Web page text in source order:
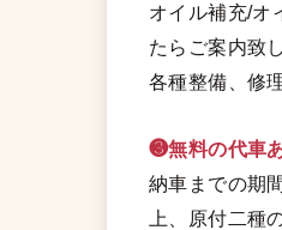
オイル補充/オ
たらご案内致
各種整備、修
❸無料の代車
納車までの期
上、原付二種